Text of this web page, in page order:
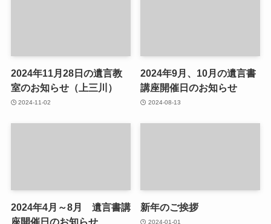
2024年11月28日の遺言教
室のお知らせ（上三川）
2024-11-02
2024年9月、10月の遺言書
講座開催日のお知らせ
2024-08-13
2024年4月～8月 遺言書講
座開催日のお知らせ
新年のご挨拶
2024-01-01